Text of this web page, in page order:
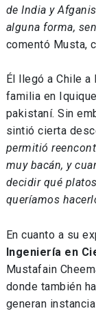
de India y
alguna forma,
comentó Musta,
Él llegó a Chile
familia en
pakistaní. Sin
sintió cierta
permitió
muy bacán, y
decidir qué
queríamos
En cuanto a su
Ingeniería en
Mustafain
donde también
generan